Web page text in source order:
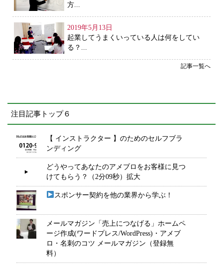
方...
2019年5月13日
起業してうまくいっている人は何をしてい
る？...
記事一覧へ
注目記事トップ６
【 インストラクター 】のためのセルフブラ
ンディング
どうやってあなたのアメブロをお客様に見つ
けてもらう？（2分09秒）拡大
スポンサー契約を他の業界から学ぶ！
メールマガジン「売上につなげる」ホームペ
ージ作成(ワードプレス/WordPress)・アメブ
ロ・名刺のコツ メールマガジン（登録無
料）